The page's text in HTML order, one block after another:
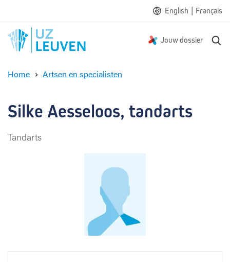
English | Français
Jouw dossier
Home Artsen en specialisten
s
o
o
s
Silke Aesseloos, tandarts
Tandarts